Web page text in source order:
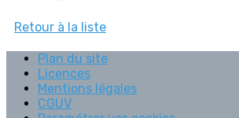
Retour à la liste
Plan du site
Licences
Mentions légales
CGUV